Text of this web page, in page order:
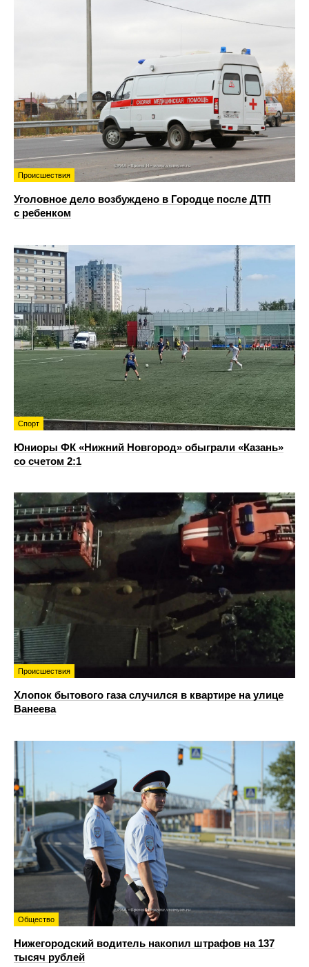
Происшествия
Уголовное дело возбуждено в Городце после ДТП
с ребенком
Спорт
Юниоры ФК «Нижний Новгород» обыграли «Казань»
со счетом 2:1
Происшествия
Хлопок бытового газа случился в квартире на улице
Ванеева
Общество
Нижегородский водитель накопил штрафов на 137
тысяч рублей